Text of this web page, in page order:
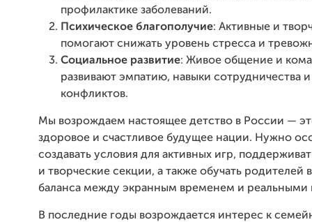
профилактике заболеваний.
Психическое благополучие: Активные и
помогают снижать уровень стресса и
Социальное развитие: Живое общение и
развивают эмпатию, навыки сотрудничества
конфликтов.
Мы возрождаем настоящее детство в России —
здоровое и счастливое будущее нации. Нужно
создавать условия для активных игр,
и творческие секции, а также обучать родителей
баланса между экранным временем и реальными
В последние годы возрождается интерес к